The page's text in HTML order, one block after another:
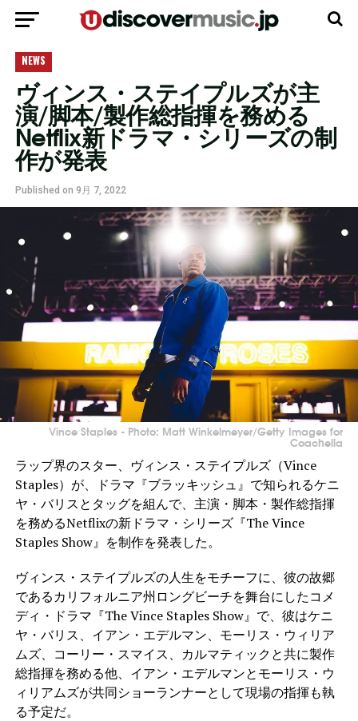
NEWS
ヴィンス・ステイプルズが主
演/脚本/製作総指揮を務める
Netflix新ドラマ・シリーズの制
作が発表
Published on 9月 7, 2022
Vince Staples - Photo: Matt Winkelmeyer/Getty Images for
Coachella
ラップ界のスター、ヴィンス・ステイプルズ（Vince
Staples）が、ドラマ『ブラッキッシュ』で知られるケニ
ヤ・バリスとタッグを組んで、主演・脚本・製作総指揮
を務めるNetflixの新ドラマ・シリーズ『The Vince
Staples Show』を制作を発表した。
ヴィンス・ステイプルズの人生をモチーフに、彼の故郷
であるカリフォルニア州ロングビーチを舞台にしたコメ
ディ・ドラマ『The Vince Staples Show』で、彼はケニ
ヤ・バリス、イアン・エデルマン、モーリス・ウィリア
ムズ、コーリー・スマイス、カルマティックと共に製作
総指揮を務める他、イアン・エデルマンとモーリス・ウ
ィリアムズが共同ショーランナーとして現場の指揮も執
る予定だ。
モバイルバージョンに移動